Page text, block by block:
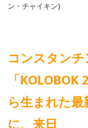
ン・チャイキン)
コンスタンチ
「
ら生まれた
に、来日